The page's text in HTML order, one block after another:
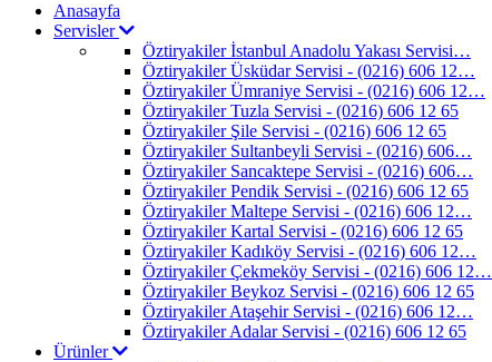
Anasayfa
Servisler
Öztiryakiler İstanbul Anadolu Yakası Servisi…
Öztiryakiler Üsküdar Servisi - (0216) 606 12…
Öztiryakiler Ümraniye Servisi - (0216) 606 12…
Öztiryakiler Tuzla Servisi - (0216) 606 12 65
Öztiryakiler Şile Servisi - (0216) 606 12 65
Öztiryakiler Sultanbeyli Servisi - (0216) 606…
Öztiryakiler Sancaktepe Servisi - (0216) 606…
Öztiryakiler Pendik Servisi - (0216) 606 12 65
Öztiryakiler Maltepe Servisi - (0216) 606 12…
Öztiryakiler Kartal Servisi - (0216) 606 12 65
Öztiryakiler Kadıköy Servisi - (0216) 606 12…
Öztiryakiler Çekmeköy Servisi - (0216) 606 12…
Öztiryakiler Beykoz Servisi - (0216) 606 12 65
Öztiryakiler Ataşehir Servisi - (0216) 606 12…
Öztiryakiler Adalar Servisi - (0216) 606 12 65
Ürünler